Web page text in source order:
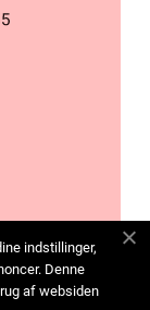
indstillinger,
Denne
af websiden